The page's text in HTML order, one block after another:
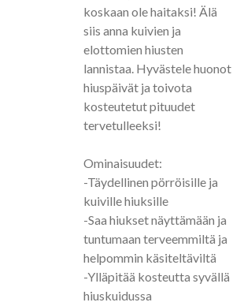
koskaan ole haitaksi! Älä
siis anna kuivien ja
elottomien hiusten
lannistaa. Hyvästele huonot
hiuspäivät ja toivota
kosteutetut pituudet
tervetulleeksi!
Ominaisuudet:
-Täydellinen pörröisille ja
kuiville hiuksille
-Saa hiukset näyttämään ja
tuntumaan terveemmiltä ja
helpommin käsiteltäviltä
-Ylläpitää kosteutta syvällä
hiuskuidussa